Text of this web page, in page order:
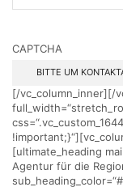
CAPTCHA
[/vc_column_inner][/
[ultimate_heading
Agentur für die